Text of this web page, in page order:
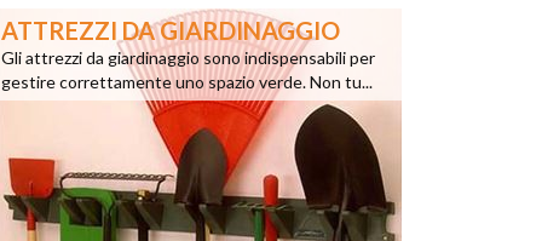
ATTREZZI DA GIARDINAGGIO
Gli attrezzi da giardinaggio sono indispensabili per
gestire correttamente uno spazio verde. Non tu...